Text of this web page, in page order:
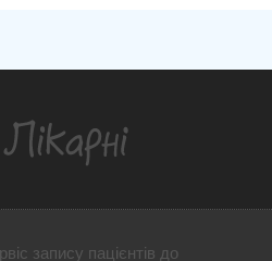
запису пацієнтів до